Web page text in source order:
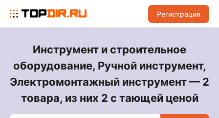
Регистрация
Инструмент и строительное
оборудование, Ручной инструмент,
Электромонтажный инструмент — 2
товара, из них 2 с тающей ценой